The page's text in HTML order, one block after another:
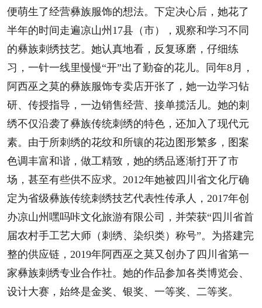
便萌生了经营彝族服饰的想法。下定决心后，她花了
半年的时间走遍凉山州17县（市），观察和学习不同
的彝族刺绣技艺。她认真地看，反复琢磨，仔细练
习，一针一线里慢慢“开”出了勤奋的花儿。同年8月，
阿西巫之莫的彝族服饰专卖店开张了，她一边学习钻
研、传授指导，一边销售经营、接单揽活儿。她的刺
绣不仅沿袭了彝族传统刺绣的特色，还加入了现代元
素。由于所刺绣的花纹和所镶的花边图形繁多，图案
色调丰富和谐，做工精致，她的绣品逐渐打开了市
场，甚至有些供不应求。2012年她被四川省文化厅确
定为省级彝族传统刺绣技艺代表性传承人，2017年创
办凉山州嘿吗咔文化旅游有限公司，并荣获“四川省首
届农村手工艺大师（刺绣、染织类）称号”。为搭建完
整的供应链，2019年阿西巫之莫又创办了四川省第一
家彝族刺绣专业合作社。她的作品参加各类博览会、
设计大赛，始终是金奖、银奖、一等奖、二等奖。